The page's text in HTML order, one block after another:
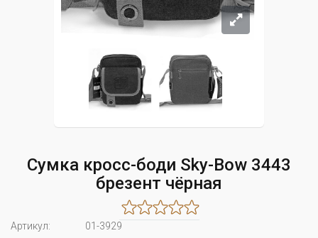
Сумка кросс-боди Sky-Bow 3443
брезент чёрная
Артикул:
01-3929